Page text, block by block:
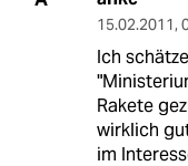
15.02.2011,
Ich
Rakete
wirklich
im